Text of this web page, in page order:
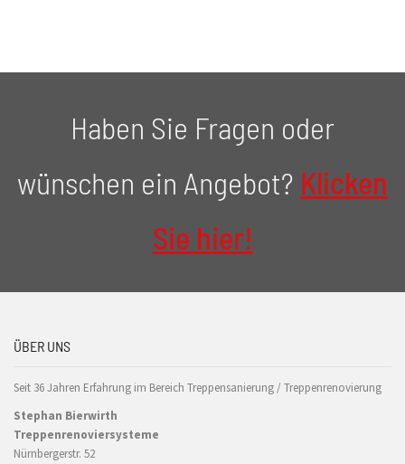
Haben Sie Fragen oder
wünschen ein Angebot? Klicken
Sie hier!
ÜBER UNS
Seit 36 Jahren Erfahrung im Bereich Treppensanierung / Treppenrenovierung
Stephan Bierwirth
Treppenrenoviersysteme
Nürnbergerstr. 52